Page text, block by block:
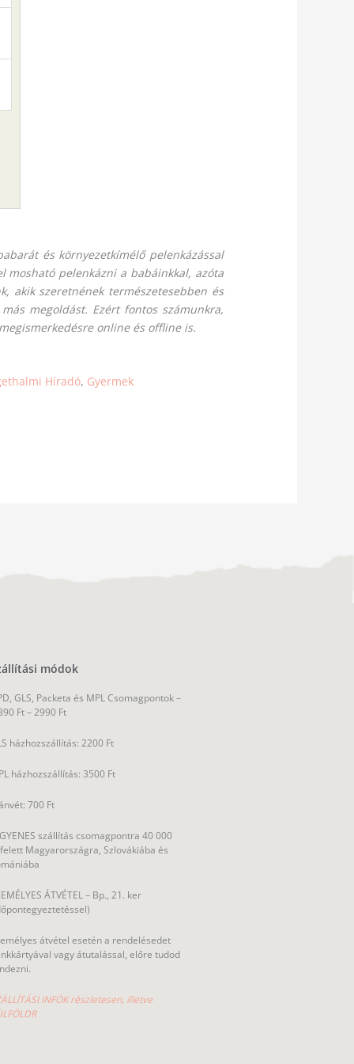
és környezetkímélő pelenkázással
mosható pelenkázni a babáinkkal, azóta
akik szeretnének természetesebben és
megoldást. Ezért fontos számunkra,
online és offline is.
Híradó, Gyermek
módok
GLS, Packeta és MPL Csomagpontok –
Ft – 2990 Ft
házhozszállítás: 2200 Ft
házhozszállítás: 3500 Ft
700 Ft
szállítás csomagpontra 40 000
Magyarországra, Szlovákiába és
ÁTVÉTEL – Bp., 21. ker
átvétel esetén a rendelésedet
vagy átutalással, előre tudod
INFÓK részletesen, illetve